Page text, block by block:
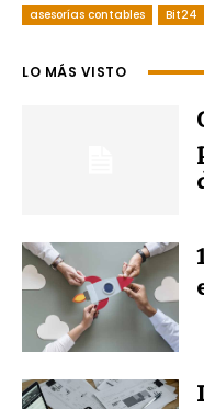
c
e
n
s
t
asesorías contables Bit24
LO MÁS VISTO